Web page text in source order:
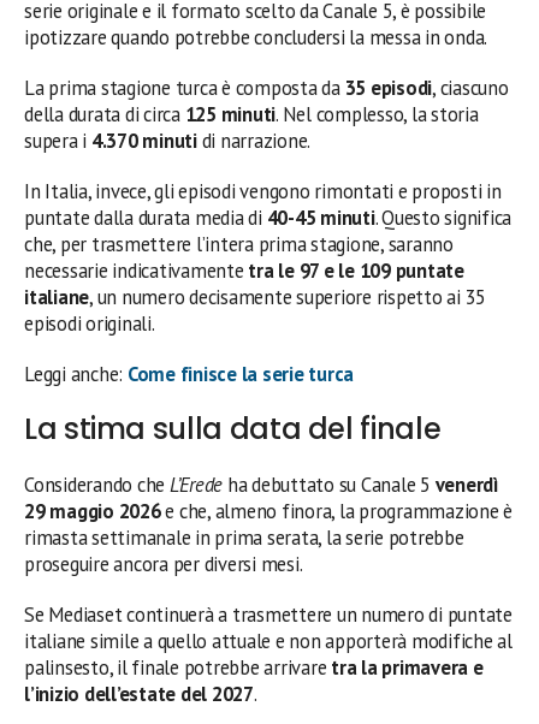
serie originale e il formato scelto da Canale 5, è possibile
ipotizzare quando potrebbe concludersi la messa in onda.
La prima stagione turca è composta da 35 episodi, ciascuno
della durata di circa 125 minuti. Nel complesso, la storia
supera i 4.370 minutidi narrazione.
In Italia, invece, gli episodi vengono rimontati e proposti in
puntate dalla durata media di 40-45 minuti. Questo significa
che, per trasmettere l’intera prima stagione, saranno
necessarie indicativamente tra le 97 e le 109 puntate
italiane, un numero decisamente superiore rispetto ai 35
episodi originali.
Leggi anche: Come finisce la serie turca
La stima sulla data del finale
Considerando che L’Erede ha debuttato su Canale 5 venerdì
29 maggio 2026e che, almeno finora, la programmazione è
rimasta settimanale in prima serata, la serie potrebbe
proseguire ancora per diversi mesi.
Se Mediaset continuerà a trasmettere un numero di puntate
italiane simile a quello attuale e non apporterà modifiche al
palinsesto, il finale potrebbe arrivare tra la primavera e
l’inizio dell’estate del 2027.